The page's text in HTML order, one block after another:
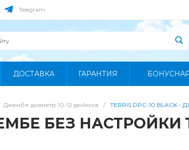
Telegram
ДОСТАВКА ГАРАНТИЯ
Джембе диаметр 10-12 дюймов / TERRIS DPC-10
БЕЗ